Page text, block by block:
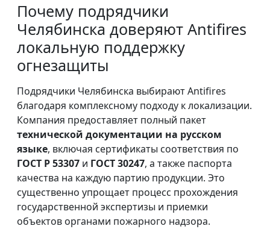
Почему подрядчики
Челябинска доверяют Antifires
локальную поддержку
огнезащиты
Подрядчики Челябинска выбирают Antifires
благодаря комплексному подходу к локализации.
Компания предоставляет полный пакет
технической документации на русском
языке, включая сертификаты соответствия по
ГОСТ Р 53307 и ГОСТ 30247, а также паспорта
качества на каждую партию продукции. Это
существенно упрощает процесс прохождения
государственной экспертизы и приемки
объектов органами пожарного надзора.